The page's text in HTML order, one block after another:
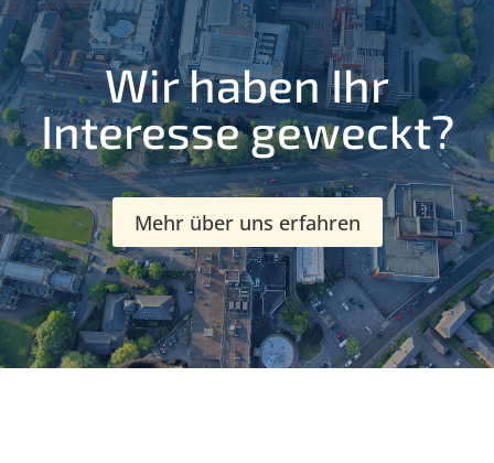
Wir haben Ihr
Interesse geweckt?
Mehr über uns erfahren